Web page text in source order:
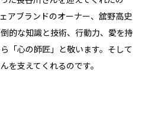
アブランドのオーナー、舘野高史
的な知識と技術、行動力、愛を持
「心の師匠」と敬います。そして
を支えてくれるのです。